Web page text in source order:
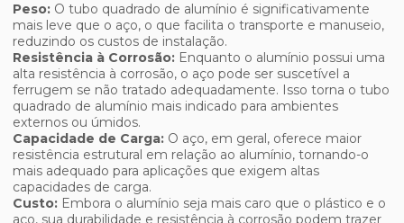
Peso: O tubo quadrado de alumínio é significativamente
mais leve que o aço, o que facilita o transporte e manuseio,
reduzindo os custos de instalação.
Resistência à Corrosão: Enquanto o alumínio possui uma
alta resistência à corrosão, o aço pode ser suscetível a
ferrugem se não tratado adequadamente. Isso torna o tubo
quadrado de alumínio mais indicado para ambientes
externos ou úmidos.
Capacidade de Carga: O aço, em geral, oferece maior
resistência estrutural em relação ao alumínio, tornando-o
mais adequado para aplicações que exigem altas
capacidades de carga.
Custo: Embora o alumínio seja mais caro que o plástico e o